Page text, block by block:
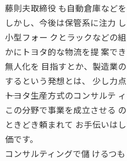
藤則夫取締役 も自動倉庫など
しかし、今後は保管系に注力
小型フォー クとラックなどの
かにトヨタ的な物流を提 案でき
無人化を 目指すとか、製造業
するという発想とは、 少し力点
――トヨタ生産方式のコンサルテ
この分野で事業を成立させる の
ときどき頼まれて お手伝いは
価です。
コンサルティングで儲 けるつも